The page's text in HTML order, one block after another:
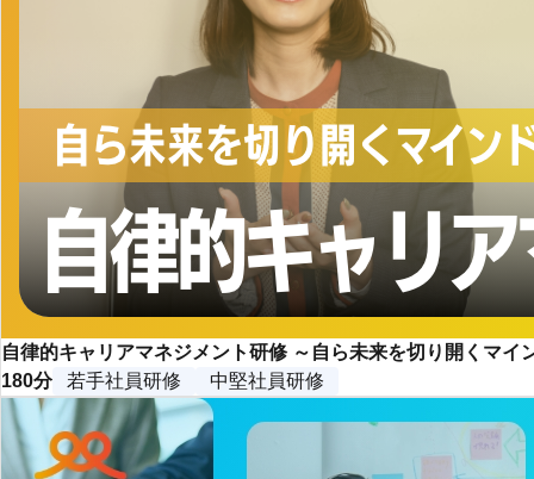
自律的キャリアマネジメント研修 ～自ら未来を切り開くマイ
180分
若手社員研修 中堅社員研修